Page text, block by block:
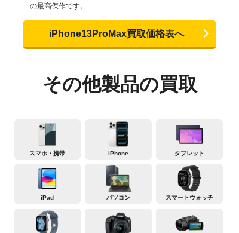
の最高傑作です。
iPhone13ProMax買取価格表へ
その他製品の買取
スマホ・携帯 iPhone タブレット
iPad パソコン スマートウォッチ